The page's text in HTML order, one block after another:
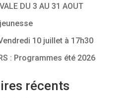
DU 3 AU 31 AOUT
10 juillet à 17h30
: Programmes été 2026
récents